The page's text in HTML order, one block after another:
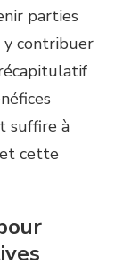
parties
y contribuer
suffire à
cette